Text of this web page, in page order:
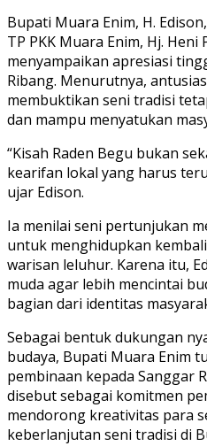
Bupati Muara Enim, H. Edison
TP PKK Muara Enim, Hj. Heni
menyampaikan apresiasi
Ribang. Menurutnya,
membuktikan seni tradisi
dan mampu menyatukan
“Kisah Raden Begu bukan
kearifan lokal yang harus
ujar Edison.
Ia menilai seni pertunjukan
untuk menghidupkan
warisan leluhur. Karena itu,
muda agar lebih mencintai
bagian dari identitas
Sebagai bentuk dukungan
budaya, Bupati Muara Enim
pembinaan kepada Sanggar
disebut sebagai komitmen
mendorong kreativitas para
keberlanjutan seni tradisi di